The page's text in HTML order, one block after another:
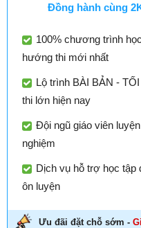
Đồng hành cùng
100% chương trình
hướng thi mới nhất
Lộ trình BÀI BẢN -
thi lớn hiện nay
Đội ngũ giáo viên
nghiệm
Dịch vụ hỗ trợ học tập
ôn luyện
Ưu đãi đặt chỗ sớm -